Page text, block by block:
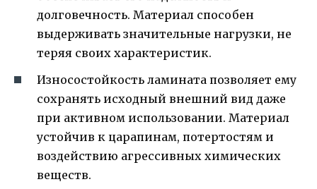
долговечность. Материал способен
выдерживать значительные нагрузки, не
теряя своих характеристик.
Износостойкость ламината позволяет ему
сохранять исходный внешний вид даже
при активном использовании. Материал
устойчив к царапинам, потертостям и
воздействию агрессивных химических
веществ.